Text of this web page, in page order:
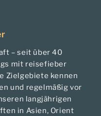
– seit über 40
mit reisefieber
Zielgebiete kennen
und regelmäßig vor
langjährigen
in Asien, Orient